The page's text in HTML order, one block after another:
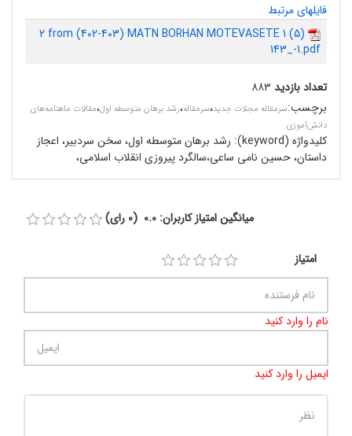
فایلهای مرتبط
2 from (402-403) MATN BORHAN MOTEVASETE 1 (5)
143_-1.pdf
تعداد بازدید ۸۸۳
برچسب:سرمقاله مجلات جدید،سرمقاله،رشد برهان متوسطه اول،مقالات ماهنامه‌های
دانش‌آموزی
کلیدواژه (keyword):
رشد برهان متوسطه اول، سخن سردبیر، اعجاز
داستان، حسین نامی ساعی،سالگرد پیروزی انقلاب اسلامی،
میانگین امتیاز کاربران: 0.0 (0 رای)
امتیاز
نام را وارد کنید
ایمیل را وارد کنید